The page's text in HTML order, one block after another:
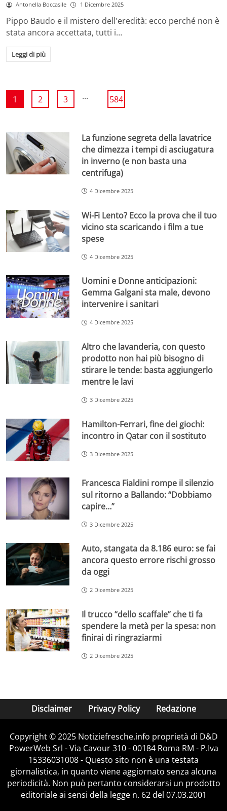
Antonella Boccasile 1 Dicembre 2025
Pippo Baudo e il mistero dell'eredità: ecco perché non è
stata ancora accettata, tutti i…
Leggi di più
1 2 3 ... 584
La funzione segreta della lavatrice
che dimezza i tempi di asciugatura
in inverno (e non basta una
centrifuga)
4 Dicembre 2025
Wi-Fi Lento? Ecco la prova che il tuo
vicino sta scaricando i film a tue
spese
4 Dicembre 2025
Uomini e Donne anticipazioni:
Gemma Galgani sta male, devono
intervenire i sanitari
4 Dicembre 2025
Altro che lavanderia, con questo
prodotto non hai più bisogno di
stirare le tende: basta aggiungerlo
mentre le lavi
3 Dicembre 2025
Hamilton-Ferrari, fine dei giochi:
incontro in Qatar con il sostituto
3 Dicembre 2025
Francesca Fialdini rompe il silenzio
sul ritorno a Ballando: “Dobbiamo
capire…”
3 Dicembre 2025
Auto, stangata da 8.186 euro: se fai
ancora questo errore rischi grosso
da oggi
2 Dicembre 2025
Il trucco “dello scaffale” che ti fa
spendere la metà per la spesa: non
finirai di ringraziarmi
2 Dicembre 2025
Disclaimer Privacy Policy Redazione
Copyright © 2025 Notiziefresche.info proprietà di D&D
PowerWeb Srl - Via Cavour 310 - 00184 Roma RM - P.Iva
15336031008 - Questo sito non è una testata
giornalistica, in quanto viene aggiornato senza alcuna
periodicità. Non può pertanto considerarsi un prodotto
editoriale ai sensi della legge n. 62 del 07.03.2001